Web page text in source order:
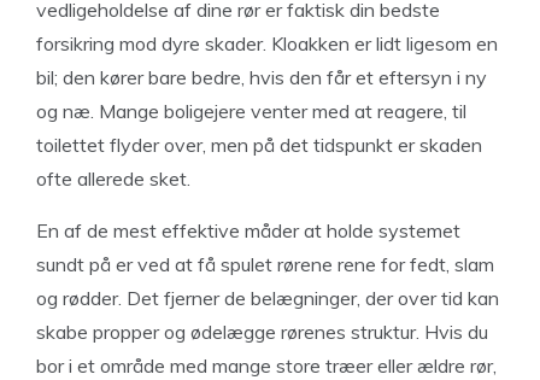
vedligeholdelse af dine rør er faktisk din bedste
forsikring mod dyre skader. Kloakken er lidt ligesom en
bil; den kører bare bedre, hvis den får et eftersyn i ny
og næ. Mange boligejere venter med at reagere, til
toilettet flyder over, men på det tidspunkt er skaden
ofte allerede sket.
En af de mest effektive måder at holde systemet
sundt på er ved at få spulet rørene rene for fedt, slam
og rødder. Det fjerner de belægninger, der over tid kan
skabe propper og ødelægge rørenes struktur. Hvis du
bor i et område med mange store træer eller ældre rør,